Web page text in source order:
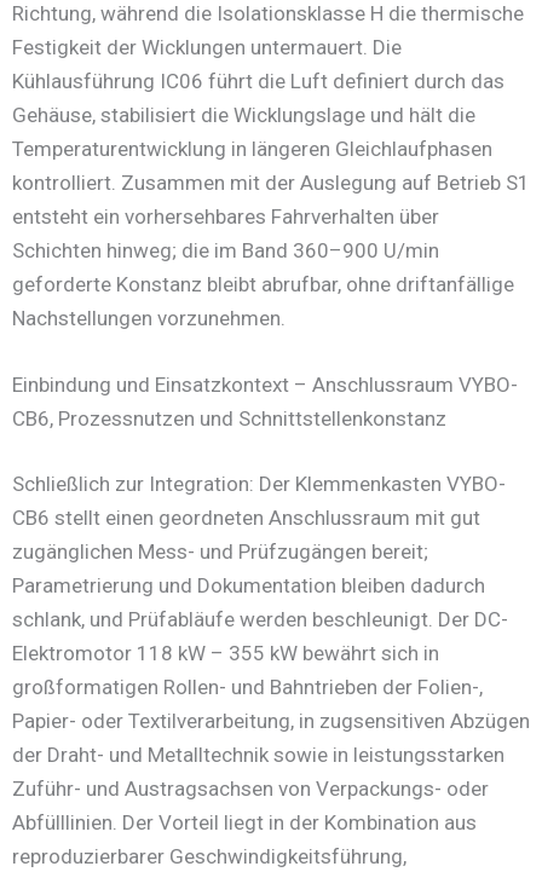
Richtung, während die Isolationsklasse H die thermische
Festigkeit der Wicklungen untermauert. Die
Kühlausführung IC06 führt die Luft definiert durch das
Gehäuse, stabilisiert die Wicklungslage und hält die
Temperaturentwicklung in längeren Gleichlaufphasen
kontrolliert. Zusammen mit der Auslegung auf Betrieb S1
entsteht ein vorhersehbares Fahrverhalten über
Schichten hinweg; die im Band 360–900 U/min
geforderte Konstanz bleibt abrufbar, ohne driftanfällige
Nachstellungen vorzunehmen.
Einbindung und Einsatzkontext – Anschlussraum VYBO-
CB6, Prozessnutzen und Schnittstellenkonstanz
Schließlich zur Integration: Der Klemmenkasten VYBO-
CB6 stellt einen geordneten Anschlussraum mit gut
zugänglichen Mess- und Prüfzugängen bereit;
Parametrierung und Dokumentation bleiben dadurch
schlank, und Prüfabläufe werden beschleunigt. Der DC-
Elektromotor 118 kW – 355 kW bewährt sich in
großformatigen Rollen- und Bahntrieben der Folien-,
Papier- oder Textilverarbeitung, in zugsensitiven Abzügen
der Draht- und Metalltechnik sowie in leistungsstarken
Zuführ- und Austragsachsen von Verpackungs- oder
Abfülllinien. Der Vorteil liegt in der Kombination aus
reproduzierbarer Geschwindigkeitsführung,